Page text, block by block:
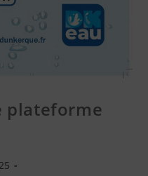
plateforme